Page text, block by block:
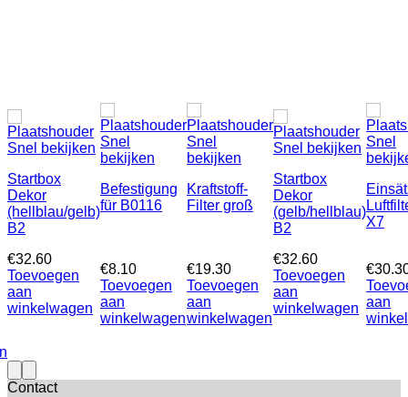
Snel bekijken
Startbox
Dekor
(hellblau/gelb)
B2
€32.60
Toevoegen
aan
winkelwagen
Snel
bekijken
Befestigung
für B0116
€8.10
Toevoegen
aan
winkelwagen
Snel
bekijken
Kraftstoff-
Filter groß
€19.30
Toevoegen
aan
winkelwagen
Snel bekijken
Startbox
Dekor
(gelb/hellblau)
B2
€32.60
Toevoegen
aan
winkelwagen
Snel
X7
€
aan
Contact